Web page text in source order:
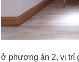
ở phương án 2, vị trí